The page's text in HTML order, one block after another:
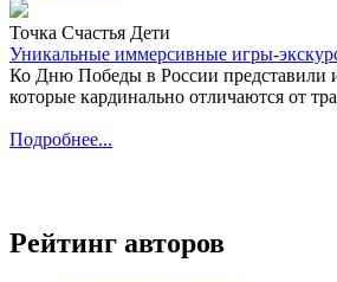
Точка Счастья Дети
Уникальные иммерсивные игры-
Ко Дню Победы в России
которые кардинально отличаются от
Подробнее...
Рейтинг авторов